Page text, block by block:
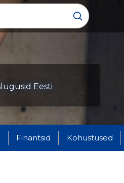
Eesti
Finantsid Kohustused